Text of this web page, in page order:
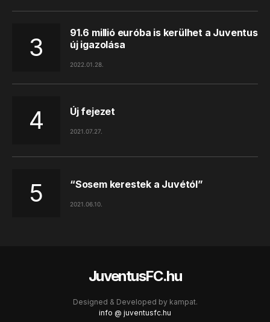
91.6 millió euróba is kerülhet a Juventus
új igazolása
2022.01.28.
Új fejezet
2021.07.27.
“Sosem kerestek a Juvétól”
2021.06.10.
JuventusFC.hu
Designed & Developed by kampat.
info @ juventusfc.hu